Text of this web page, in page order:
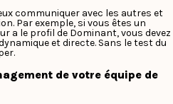
communiquer avec les autres et
Par exemple, si vous êtes un
a le profil de Dominant, vous devez
et directe. Sans le test du
de votre équipe de